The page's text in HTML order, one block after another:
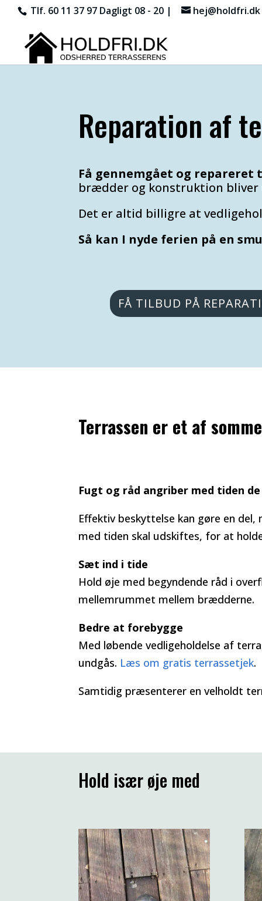
Tlf. 60 11 37 97 Dagligt 08 - 20 | hej@holdfri.dk
Reparation af
Få gennemgået og repareret
brædder og konstruktion bliver
Det er altid billigre at
Så kan I nyde ferien på en
FÅ TILBUD PÅ
Terrassen er et af
Fugt og råd angriber med tiden
Effektiv beskyttelse kan gøre en
med tiden skal udskiftes, for at
Sæt ind i tide
Hold øje med begyndende råd i
mellemrummet mellem brædderne.
Bedre at forebygge
Med løbende vedligeholdelse af
undgås. Læs om gratis terrassetjek.
Samtidig præsenterer en velholdt
Hold især øje med